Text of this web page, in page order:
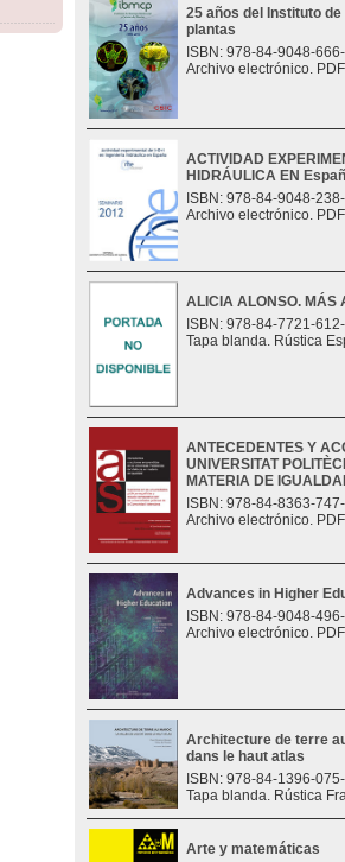
25 años del Instituto
plantas
ISBN: 978-84-9048-
Archivo electrónico.
ACTIVIDAD
HIDRÁULICA EN
ISBN: 978-84-9048-
Archivo electrónico.
ALICIA ALONSO. MÁS
ISBN: 978-84-7721-
Tapa blanda. Rústica
ANTECEDENTES Y
UNIVERSITAT
MATERIA DE
ISBN: 978-84-8363-
Archivo electrónico.
Advances in Higher
ISBN: 978-84-9048-
Archivo electrónico.
Architecture de terre
dans le haut atlas
ISBN: 978-84-1396-
Tapa blanda. Rústica
Arte y matemáticas